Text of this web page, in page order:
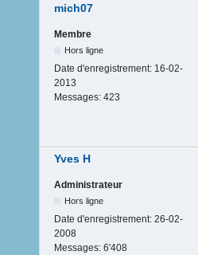
mich07
Membre
Hors ligne
Date d'enregistrement: 16-02-
2013
Messages: 423
Yves H
Administrateur
Hors ligne
Date d'enregistrement: 26-02-
2008
Messages: 6'408